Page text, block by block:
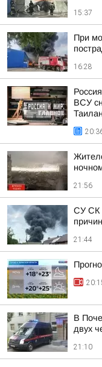
15:37
При
16:28
ВСУ
21:56
СУ СК
21:44
В
двух
21:10